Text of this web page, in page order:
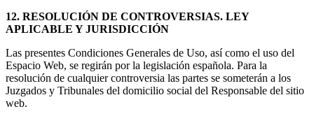
12. RESOLUCIÓN DE CONTROVERSIAS. LEY
APLICABLE Y JURISDICCIÓN
Las presentes Condiciones Generales de Uso, así como el uso del
Espacio Web, se regirán por la legislación española. Para la
resolución de cualquier controversia las partes se someterán a los
Juzgados y Tribunales del domicilio social del Responsable del sitio
web.